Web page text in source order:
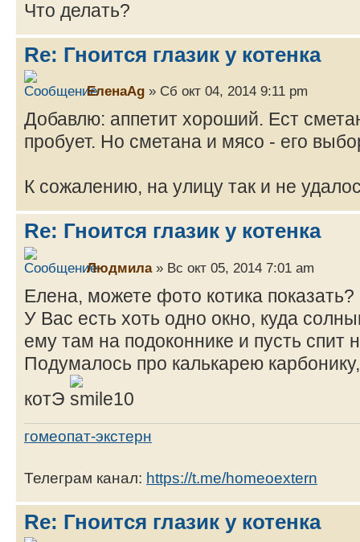
Что делать?
Re: Гноится глазик у котенка
ЕленаAg » Сб окт 04, 2014 9:11 pm
Добавлю: аппетит хороший. Ест
пробует. Но сметана и мясо - его
К сожалению, на улицу так и не
Re: Гноится глазик у котенка
Людмила» Вс окт 05, 2014 7:01 am
Елена, можете фото котика показать?
У Вас есть хоть одно окно, куда
ему там на подоконнике и пусть спит
Подумалось про калькарею
котЭ
гомеопат-экстерн
Телеграм канал: https://t.me/homeoextern
Re: Гноится глазик у котенка